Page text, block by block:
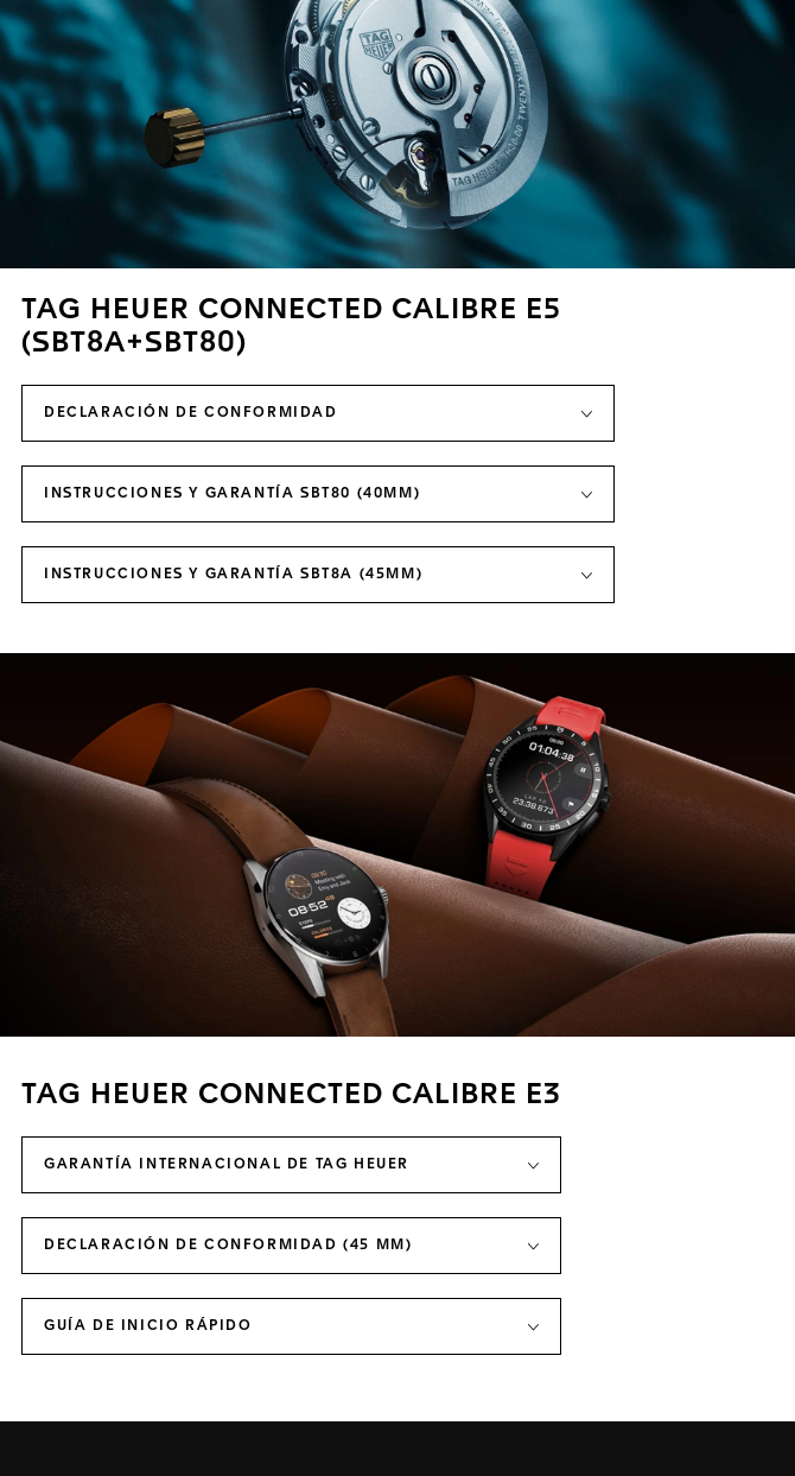
TAG HEUER CONNECTED CALIBRE E5
(SBT8A+SBT80)
DECLARACIÓN DE CONFORMIDAD
INSTRUCCIONES Y GARANTÍA SBT80 (40MM)
INSTRUCCIONES Y GARANTÍA SBT8A (45MM)
TAG HEUER CONNECTED CALIBRE E3
GARANTÍA INTERNACIONAL DE TAG HEUER
DECLARACIÓN DE CONFORMIDAD (45 MM)
GUÍA DE INICIO RÁPIDO